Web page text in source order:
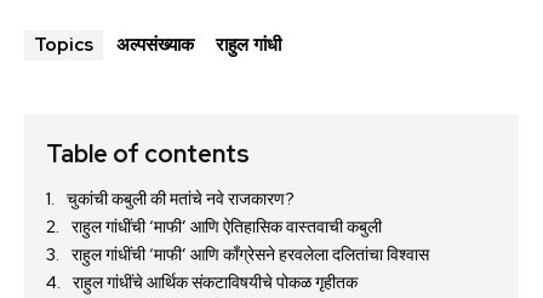
Topics अल्पसंख्याक राहुल गांधी
Table of contents
चुकांची कबुली की मतांचे नवे राजकारण?
राहुल गांधींची ‘माफी’ आणि ऐतिहासिक वास्तवाची कबुली
राहुल गांधींची ‘माफी’ आणि काँग्रेसने हरवलेला दलितांचा विश्वास
राहुल गांधींचे आर्थिक संकटाविषयीचे पोकळ गृहीतक